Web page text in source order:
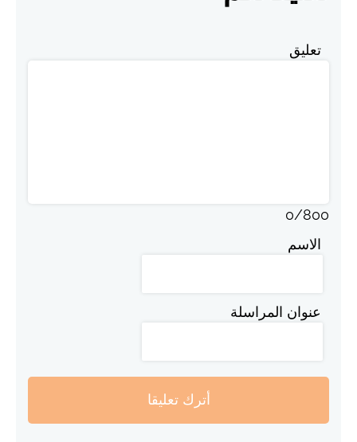
تعليق
0/800
الاسم
عنوان المراسلة
أترك تعليقا